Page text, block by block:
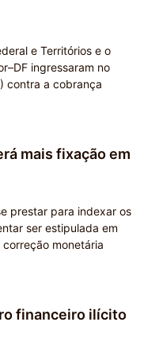
e Territórios e o
ingressaram no
contra a cobrança
mais fixação em
prestar para indexar os
ser estipulada em
monetária
financeiro ilícito